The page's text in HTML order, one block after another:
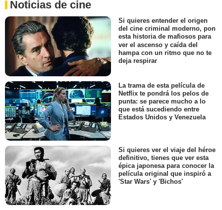
Noticias de cine
Si quieres entender el origen
del cine criminal moderno, pon
esta historia de mafiosos para
ver el ascenso y caída del
hampa con un ritmo que no te
deja respirar
La trama de esta película de
Netflix te pondrá los pelos de
punta: se parece mucho a lo
que está sucediendo entre
Estados Unidos y Venezuela
Si quieres ver el viaje del héroe
definitivo, tienes que ver esta
épica japonesa para conocer la
película original que inspiró a
'Star Wars' y 'Bichos'